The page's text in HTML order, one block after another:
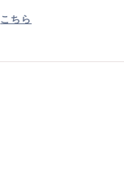
こちら